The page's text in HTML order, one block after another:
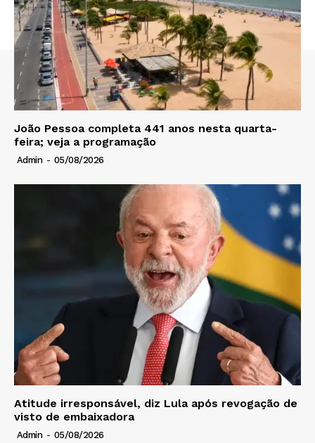
João Pessoa completa 441 anos nesta quarta-
feira; veja a programação
Admin - 05/08/2026
Atitude irresponsável, diz Lula após revogação de
visto de embaixadora
Admin - 05/08/2026